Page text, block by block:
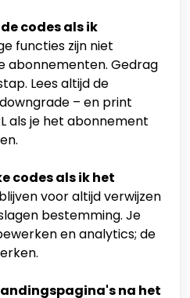
codes als ik
functies zijn niet
abonnementen. Gedrag
Lees altijd de
– en print
als je het abonnement
codes als ik het
voor altijd verwijzen
bestemming. Je
en analytics; de
na het